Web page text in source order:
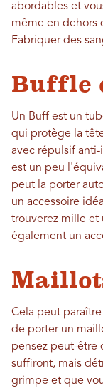
abordables et
même en dehors
Fabriquer des
Buffle
Un Buff est un
qui protège la
avec répulsif
est un peu
peut la porter
un accessoire
trouverez mille et
également un
Cela peut
de porter un
pensez peut-être
suffiront, mais
grimpe et que